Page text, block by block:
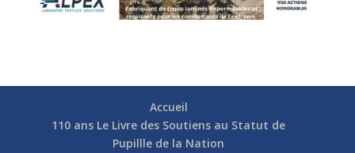
Accueil
110 ans Le Livre des Soutiens au Statut de
Pupillle de la Nation